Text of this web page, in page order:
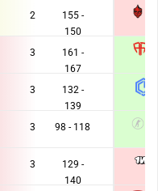
2
155 -
150
3
161 -
167
3
132 -
139
3 98 - 118
3
129 -
140